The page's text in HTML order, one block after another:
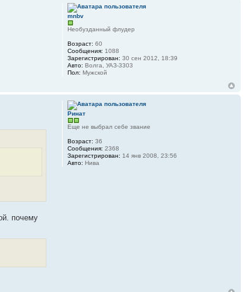
mnbv
Необузданный флудер
Возраст: 60
Сообщения: 1088
Зарегистрирован: 30 сен 2012, 18:39
Авто: Волга, УАЗ-3303
Пол: Мужской
почему
Ринат
Еще не выбрал себе звание
Возраст: 36
Сообщения: 2368
Зарегистрирован: 14 янв 2008, 23:56
Авто: Нива